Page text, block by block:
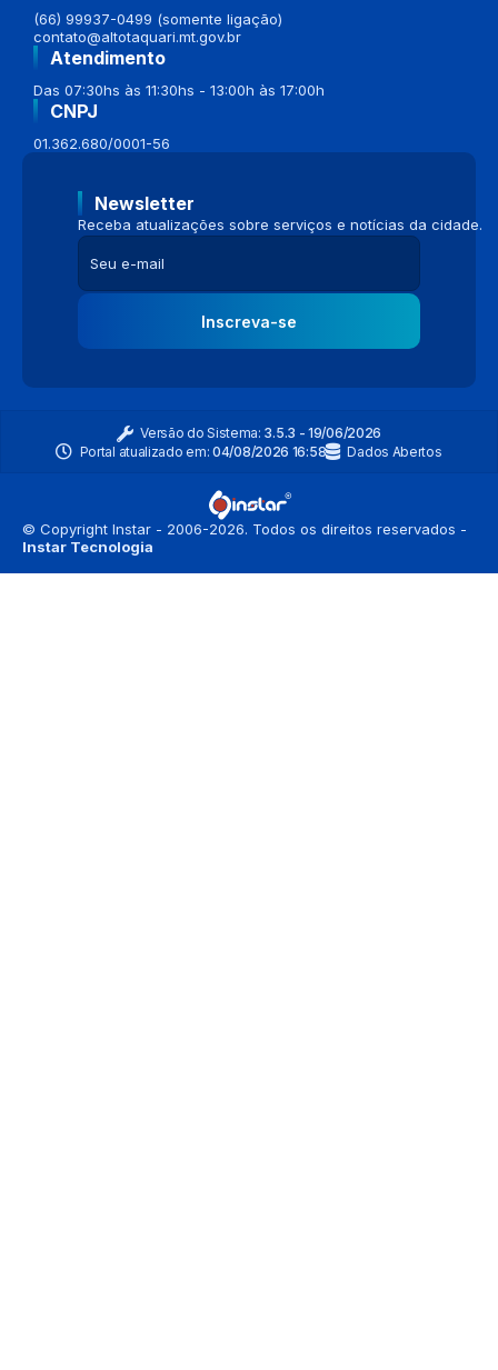
(66) 99937-0499 (somente ligação)
contato@altotaquari.mt.gov.br
Atendimento
Das 07:30hs às 11:30hs - 13:00h às 17:00h
CNPJ
01.362.680/0001-56
Newsletter
Receba atualizações sobre serviços e notícias da cidade.
Inscreva-se
Versão do Sistema: 3.5.3 - 19/06/2026
Portal atualizado em:04/08/2026 16:58 Dados Abertos
© Copyright Instar - 2006-2026. Todos os direitos reservados -
Instar Tecnologia